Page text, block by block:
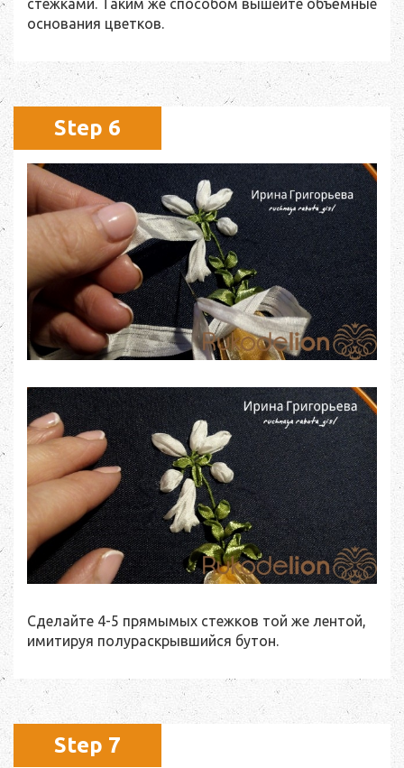
стежками. Таким же способом вышейте объёмные
основания цветков.
Step 6
Сделайте 4-5 прямымых стежков той же лентой,
имитируя полураскрывшийся бутон.
Step 7